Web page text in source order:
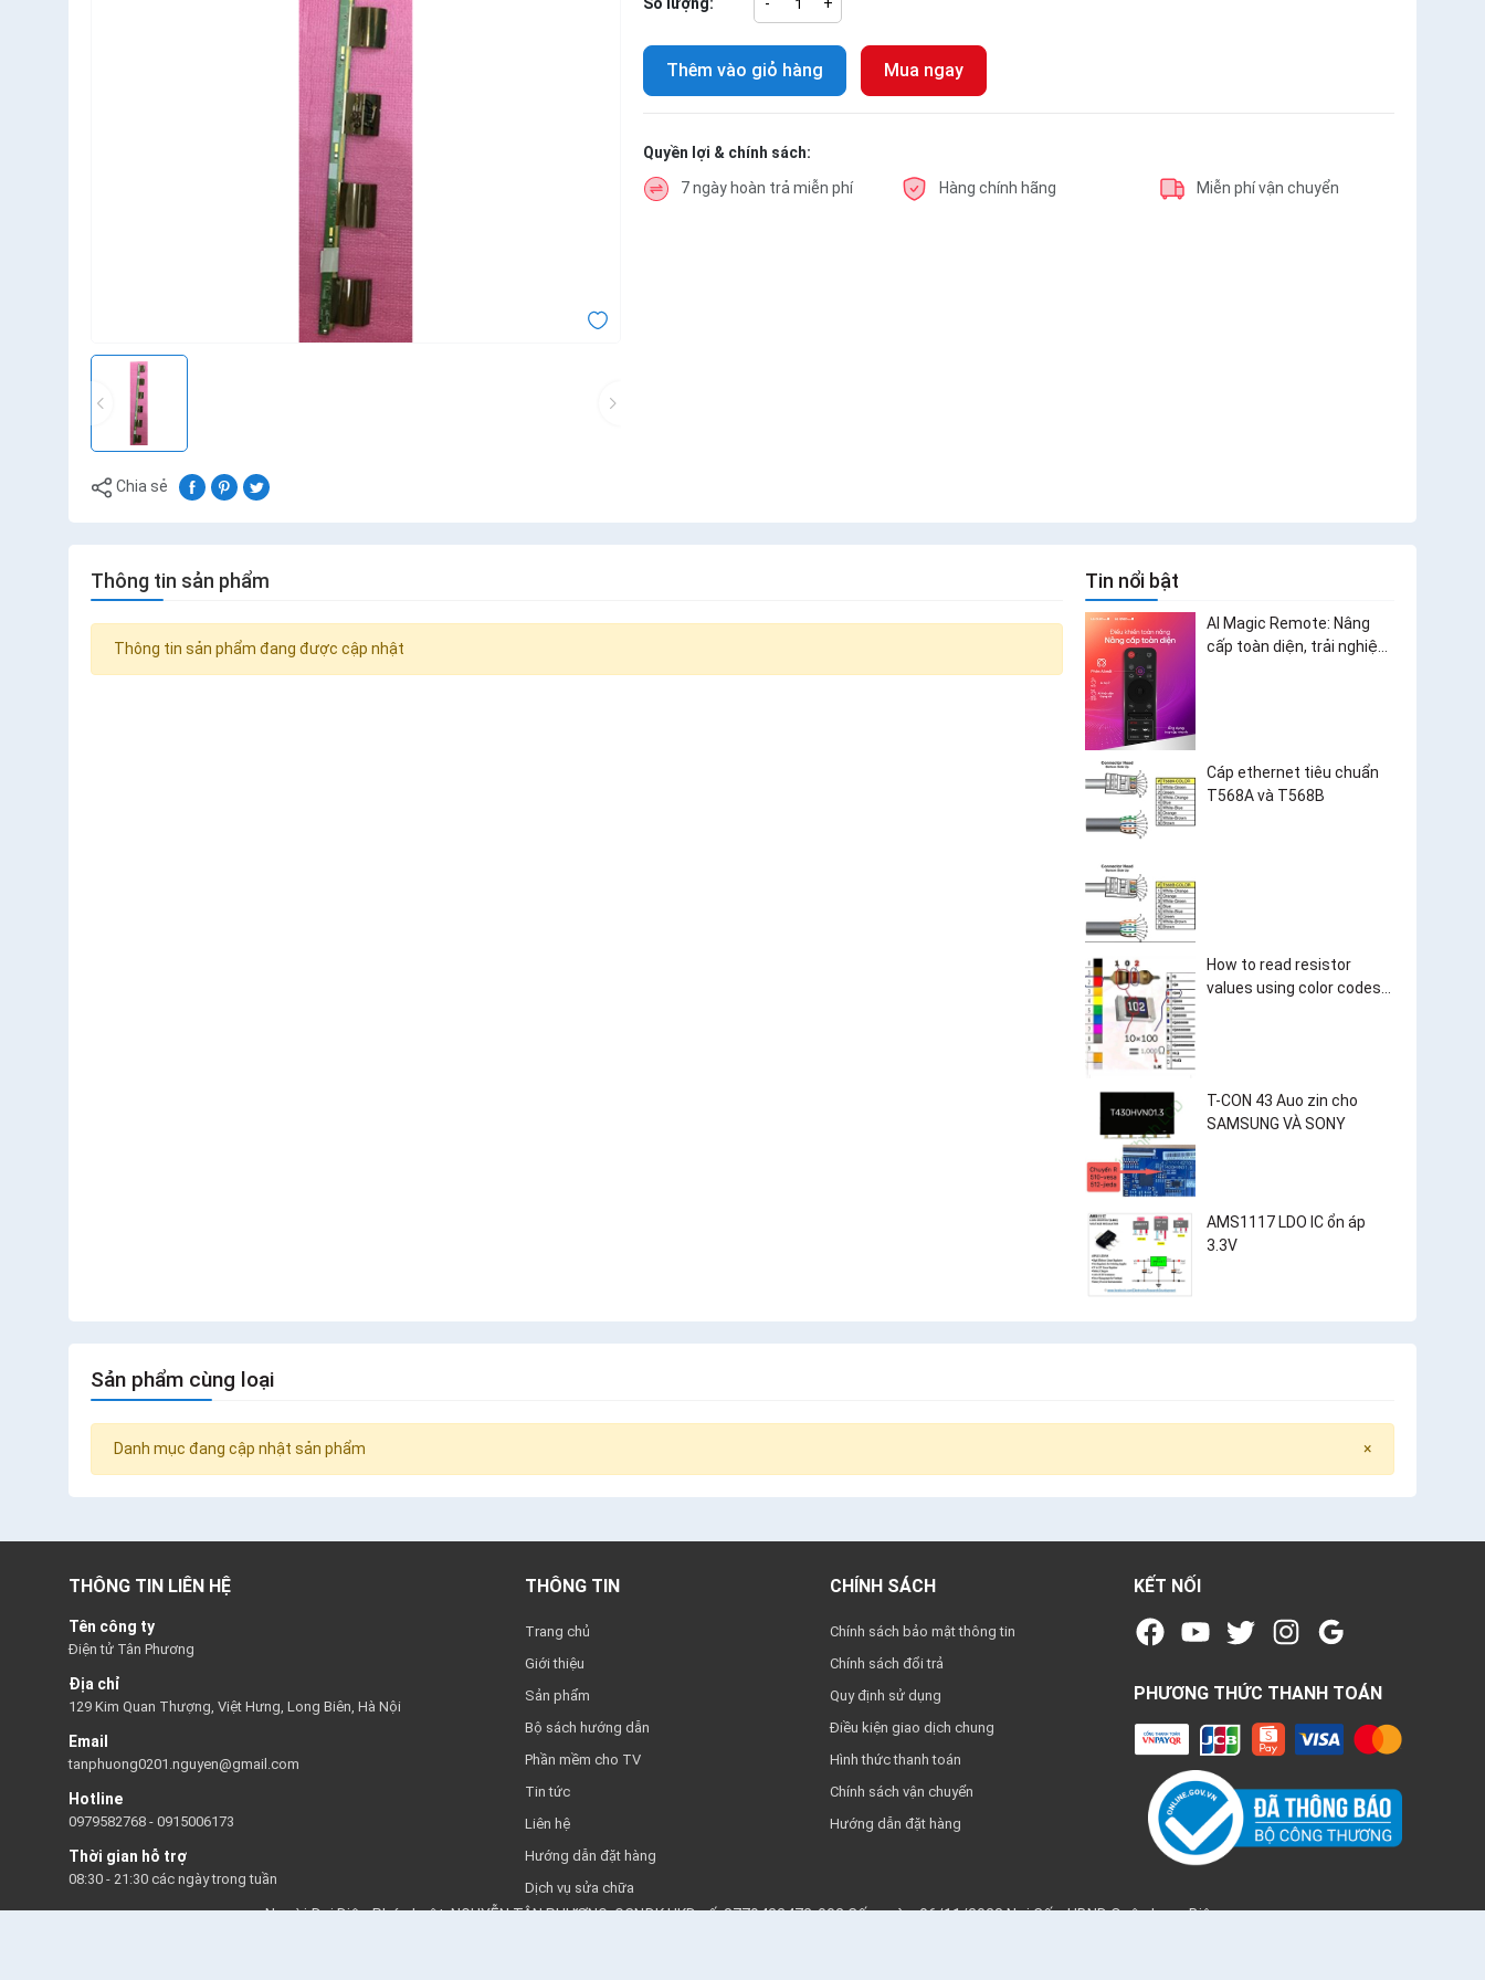
Chia sẻ
Thêm vào giỏ hàng Mua ngay
Quyền lợi & chính sách:
7 ngày hoàn trả miễn phí Hàng chính hãng Miễn phí vận chuyển
Thông tin sản phẩm
Thông tin sản phẩm đang được cập nhật
Tin nổi bật
AI Magic Remote: Nâng
cấp toàn diện, trải nghiệm
Cáp ethernet tiêu chuẩn
T568A và T568B
How to read resistor
values using color codes
T-CON 43 Auo zin cho
SAMSUNG VÀ SONY
AMS1117 LDO IC ổn áp
3.3V
Sản phẩm cùng loại
×
Danh mục đang cập nhật sản phẩm
THÔNG TIN LIÊN HỆ
Tên công ty
Điện tử Tân Phương
Địa chỉ
129 Kim Quan Thượng, Việt Hưng, Long Biên, Hà Nội
Email
tanphuong0201.nguyen@gmail.com
Hotline
0979582768 - 0915006173
Thời gian hỗ trợ
08:30 - 21:30 các ngày trong tuần
THÔNG TIN
Trang chủ
Giới thiệu
Sản phẩm
Bộ sách hướng dẫn
Phần mềm cho TV
Tin tức
Liên hệ
Hướng dẫn đặt hàng
Dịch vụ sửa chữa
CHÍNH SÁCH
Chính sách bảo mật thông tin
Chính sách đổi trả
Quy định sử dụng
Điều kiện giao dịch chung
Hình thức thanh toán
Chính sách vận chuyển
Hướng dẫn đặt hàng
KẾT NỐI
PHƯƠNG THỨC THANH TOÁN
Người Đại Diện Pháp Luật: NGUYỄN TÂN PHƯƠNG. GCNĐK HKD số: 8779422472-002 Cấp ngày: 06/11/2023 Nơi Cấp: UBND Quận Long Biên